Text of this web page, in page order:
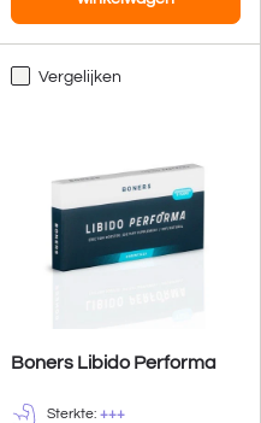
Vergelijken
Boners Libido Performa
Sterkte: +++